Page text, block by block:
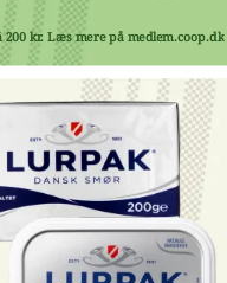
kr. Læs mere på medlem.coop.dk